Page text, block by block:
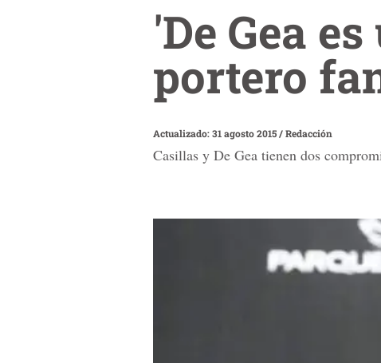
'De Gea
portero
Actualizado: 31 agosto 2015/Redacción
Casillas y De Gea tienen dos